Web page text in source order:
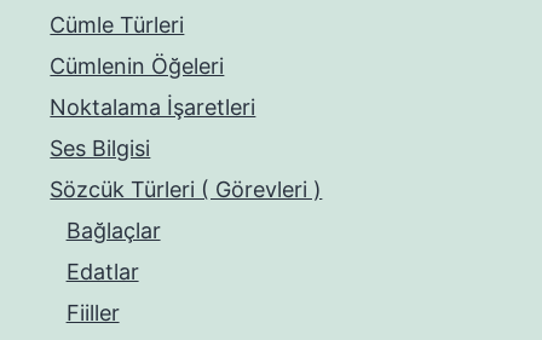
Cümle Türleri
Cümlenin Öğeleri
Noktalama İşaretleri
Ses Bilgisi
Sözcük Türleri ( Görevleri )
Bağlaçlar
Edatlar
Fiiller